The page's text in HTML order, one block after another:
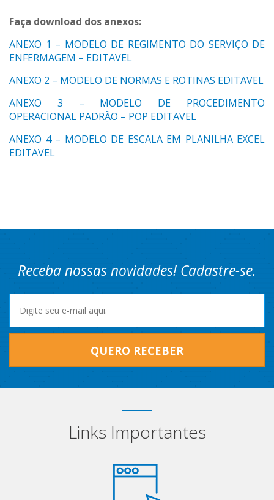
Faça download dos anexos:
ANEXO 1 – MODELO DE REGIMENTO DO SERVIÇO DE
ENFERMAGEM – EDITAVEL
ANEXO 2 – MODELO DE NORMAS E ROTINAS EDITAVEL
ANEXO 3 – MODELO DE PROCEDIMENTO
OPERACIONAL PADRÃO – POP EDITAVEL
ANEXO 4 – MODELO DE ESCALA EM PLANILHA EXCEL
EDITAVEL
Receba nossas novidades! Cadastre-se.
QUERO RECEBER
Links Importantes